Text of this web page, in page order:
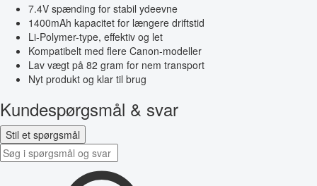
7.4V spænding for stabil ydeevne
1400mAh kapacitet for længere driftstid
Li-Polymer-type, effektiv og let
Kompatibelt med flere Canon-modeller
Lav vægt på 82 gram for nem transport
Nyt produkt og klar til brug
Kundespørgsmål & svar
Stil et spørgsmål